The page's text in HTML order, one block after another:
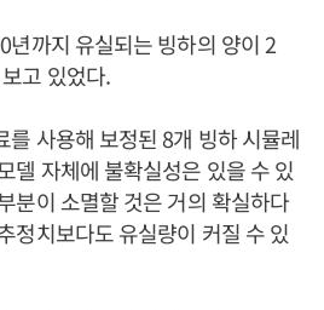
년까지 유실되는 빙하의 양이 2
고 있었다.
를 사용해 보정된 8개 빙하 시뮬레
델 자체에 불확실성은 있을 수 있
분이 소멸할 것은 거의 확실하다
정치보다도 유실량이 커질 수 있